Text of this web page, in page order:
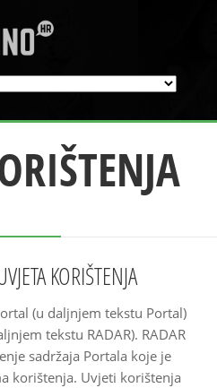
KORIŠTENJA
(u daljnjem tekstu Portal)
tekstu RADAR). RADAR
sadržaja Portala koje je
korištenja. Uvjeti korištenja